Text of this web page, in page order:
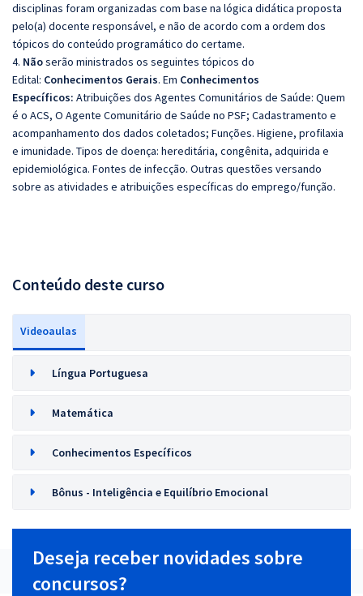
disciplinas foram organizadas com base na lógica didática proposta
pelo(a) docente responsável, e não de acordo com a ordem dos
tópicos do conteúdo programático do certame.
4. Nãoserão ministrados os seguintes tópicos do
Edital: Conhecimentos Gerais. Em Conhecimentos
Específicos: Atribuições dos Agentes Comunitários de Saúde: Quem
é o ACS, O Agente Comunitário de Saúde no PSF; Cadastramento e
acompanhamento dos dados coletados; Funções. Higiene, profilaxia
e imunidade. Tipos de doença: hereditária, congênita, adquirida e
epidemiológica. Fontes de infecção. Outras questões versando
sobre as atividades e atribuições específicas do emprego/função.
Conteúdo deste curso
Videoaulas
Língua Portuguesa
Matemática
Conhecimentos Específicos
Bônus - Inteligência e Equilíbrio Emocional
Deseja receber novidades sobre
concursos?